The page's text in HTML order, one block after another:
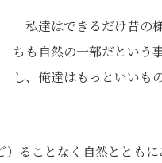
「私達はできるだけ昔
ちも自然の一部だという
し、俺達はもっといいも
）ることなく自然ととも